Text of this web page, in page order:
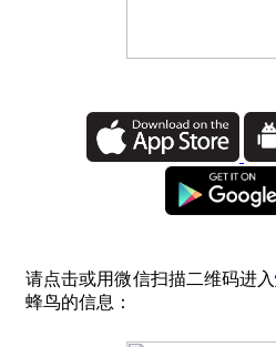
请点击或用微信扫描二维码进入
蜂鸟的信息：